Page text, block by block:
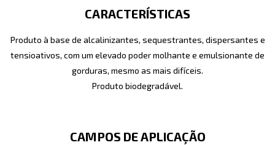
CARACTERÍSTICAS
Produto à base de alcalinizantes, sequestrantes, dispersantes e
tensioativos, com um elevado poder molhante e emulsionante de
gorduras, mesmo as mais difíceis.
Produto biodegradável.
CAMPOS DE APLICAÇÃO